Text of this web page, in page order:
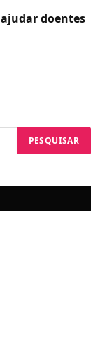
doentes